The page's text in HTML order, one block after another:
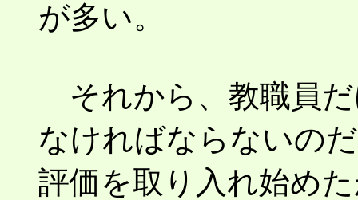
が多い。
それから、教職員
なければならないの
評価を取り入れ始め